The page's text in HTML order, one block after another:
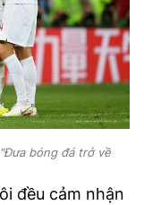
bóng đá trở về
đều cảm nhận